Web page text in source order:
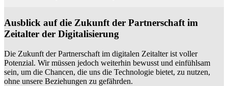
Ausblick auf die Zukunft der Partnerschaft im
Zeitalter der Digitalisierung
Die Zukunft der Partnerschaft im digitalen Zeitalter ist voller
Potenzial. Wir müssen jedoch weiterhin bewusst und einfühlsam
sein, um die Chancen, die uns die Technologie bietet, zu nutzen,
ohne unsere Beziehungen zu gefährden.